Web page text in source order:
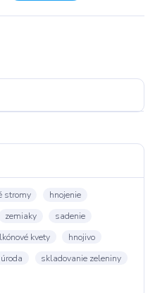
stromy
hnojenie
zemiaky
sadenie
kvety
hnojivo
úroda
skladovanie zeleniny